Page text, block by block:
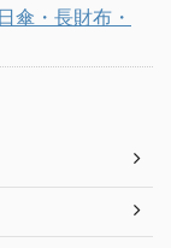
傘・長財布・